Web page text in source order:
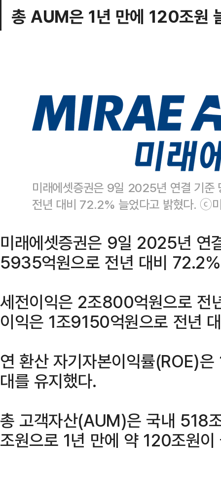
총 AUM은 1년 만에 120조원
미래에셋증권은 9일 2025년 연결 기준
전년 대비 72.2% 늘었다고 밝혔다. ⓒ
미래에셋증권은 9일 2025년 연
5935억원으로 전년 대비
세전이익은 2조800억원으로 전
이익은 1조9150억원으로 전년
연 환산 자기자본이익률(ROE)
대를 유지했다.
총 고객자산(AUM)은 국내 518
조원으로 1년 만에 약 120조원이